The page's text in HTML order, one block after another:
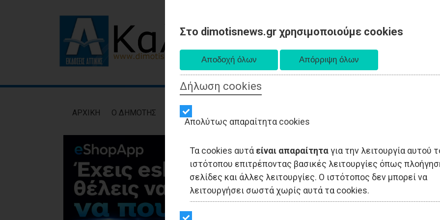
Στο dimotisnews.gr χρησιμοποιούμε cookies
Δήλωση cookies
Απολύτως απαραίτητα cookies
Τα cookies αυτά είναι απαραίτηταγια την λειτουργία αυτού
ιστότοπου επιτρέποντας βασικές λειτουργίες όπως
σελίδες και άλλες λειτουργίες. Ο ιστότοπος δεν μπορεί να
λειτουργήσει σωστά χωρίς αυτά τα cookies.
AΡXIKH Ο ΔΗΜΟΤΗΣ ΕΙΔΗΣΕΙΣ